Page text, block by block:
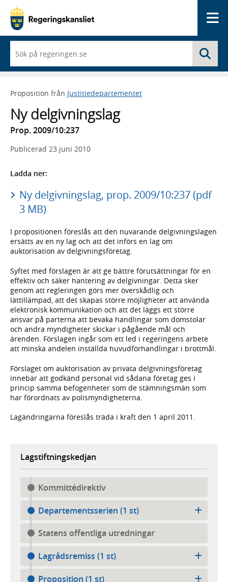
du
börjar
skriva
framträder
lista
med
sökförslag
Proposition från Justitiedepartementet
Ny delgivningslag
Prop. 2009/10:237
Publicerad 23 juni 2010
Ladda ner:
Ny delgivningslag, prop. 2009/10:237 (pdf
3 MB)
I propositionen föreslås att den nuvarande delgivningslagen
ersätts av en ny lag och att det införs en lag om
auktorisation av delgivningsföretag.
Syftet med förslagen är att ge bättre förutsättningar för en
effektiv och säker hantering av delgivningar. Detta sker
genom att regleringen görs mer överskådlig och
lättillämpad, att det skapas större möjligheter att använda
elektronisk kommunikation och att det läggs ett större
ansvar på parterna att bevaka handlingar som domstolar
och andra myndigheter skickar i pågående mål och
ärenden. Förslagen ingår som ett led i regeringens arbete
att minska andelen inställda huvudförhandlingar i brottmål.
Förslaget om auktorisation av privata delgivningsföretag
innebär att godkänd personal vid sådana företag ges i
princip samma befogenheter som de stämningsmän som
har förordnats av polismyndigheterna.
Lagändringarna föreslås träda i kraft den 1 april 2011.
Lagstiftningskedjan
Kommittédirektiv
Departementsserien (1 st)
Statens offentliga utredningar
Lagrådsremiss (1 st)
Proposition (1 st)